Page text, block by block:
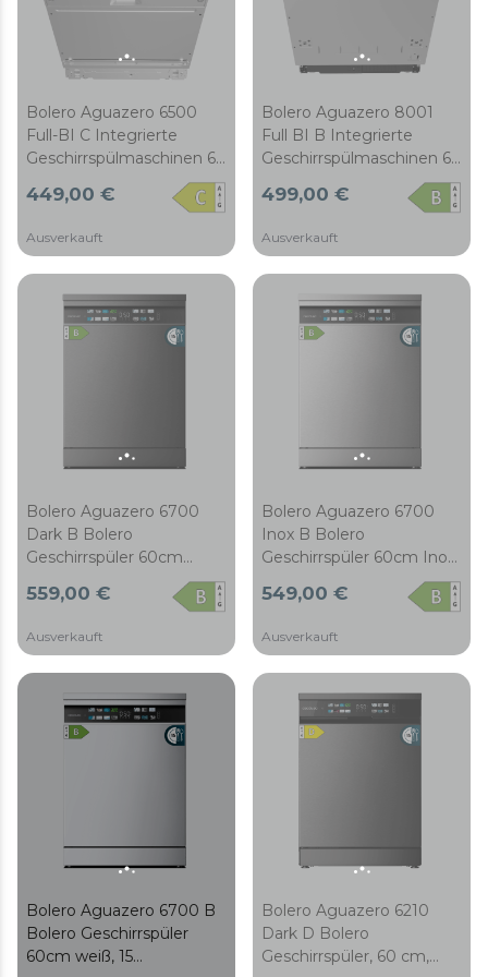
Bolero Aguazero 6500
Full-BI C Integrierte
Geschirrspülmaschinen 60
449,00 €
Ausverkauft
Bolero Aguazero 8001
Full BI B Integrierte
Geschirrspülmaschinen 60
499,00 €
Ausverkauft
Bolero Aguazero 6700
Dark B Bolero
Geschirrspüler 60cm
dunkel, 15 Maßgedecke,
Klasse B, Inverter Plus
Display, 14 Programme,
O2 Dry, Turbo Dry+, Dual
Zone Wash, Long
Storage, einstellbarer
Korb, Machine Care, halbe
559,00 €
Ausverkauft
Bolero Aguazero 6700
Inox B Bolero
Geschirrspüler 60cm Inox,
15 Maßgedecke, Klasse B,
Inverter Plus Motor, XXL-
Programme, O2 Dry,
Turbo Dry+, Dual Zone
Wash, Long Storage,
einstellbarer Korb,
Machine Care, halbe
549,00 €
Ausverkauft
Bolero Aguazero 6700 B
Bolero Geschirrspüler
60cm weiß, 15
Bolero Aguazero 6210
Dark D Bolero
Geschirrspüler, 60 cm,